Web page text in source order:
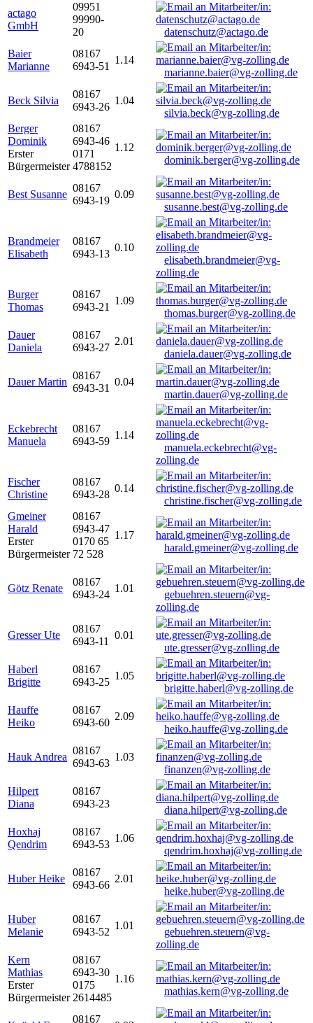
actago
GmbH
09951
99990-
20
datenschutz@actago.de
Baier
Marianne
08167
6943-51
1.14
marianne.baier@vg-zolling.de
Beck Silvia
08167
6943-26
1.04
silvia.beck@vg-zolling.de
Berger
Dominik
Erster
Bürgermeister
08167
6943-46
0171
4788152
1.12
dominik.berger@vg-zolling.de
Best Susanne
08167
6943-19
0.09
susanne.best@vg-zolling.de
Brandmeier
Elisabeth
08167
6943-13
0.10
elisabeth.brandmeier@vg-
zolling.de
Burger
Thomas
08167
6943-21
1.09
thomas.burger@vg-zolling.de
Dauer
Daniela
08167
6943-27
2.01
daniela.dauer@vg-zolling.de
Dauer Martin
08167
6943-31
0.04
martin.dauer@vg-zolling.de
Eckebrecht
Manuela
08167
6943-59
1.14
manuela.eckebrecht@vg-
zolling.de
Fischer
Christine
08167
6943-28
0.14
christine.fischer@vg-zolling.de
Gmeiner
Harald
Erster
Bürgermeister
08167
6943-47
0170 65
72 528
1.17
harald.gmeiner@vg-zolling.de
Götz Renate
08167
6943-24
1.01
gebuehren.steuern@vg-
zolling.de
Gresser Ute
08167
6943-11
0.01
ute.gresser@vg-zolling.de
Haberl
Brigitte
08167
6943-25
1.05
brigitte.haberl@vg-zolling.de
Hauffe
Heiko
08167
6943-60
2.09
heiko.hauffe@vg-zolling.de
Hauk Andrea
08167
6943-63
1.03
finanzen@vg-zolling.de
Hilpert
Diana
08167
6943-23
diana.hilpert@vg-zolling.de
Hoxhaj
Qendrim
08167
6943-53
1.06
qendrim.hoxhaj@vg-zolling.de
Huber Heike
08167
6943-66
2.01
heike.huber@vg-zolling.de
Huber
Melanie
08167
6943-52
1.01
gebuehren.steuern@vg-
zolling.de
Kern
Mathias
Erster
Bürgermeister
08167
6943-30
0175
2614485
1.16
mathias.kern@vg-zolling.de
08167